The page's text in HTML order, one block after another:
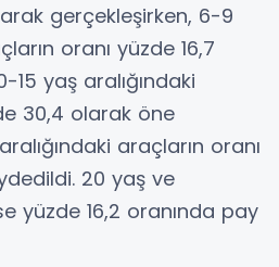
gerçekleşirken, 6-9
oranı yüzde 16,7
15 yaş aralığındaki
30,4 olarak öne
araçların oranı
20 yaş ve
yüzde 16,2 oranında pay